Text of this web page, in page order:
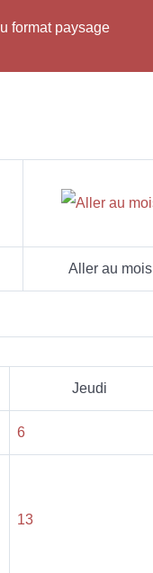
format paysage
Aller au mois
Jeudi
6
13